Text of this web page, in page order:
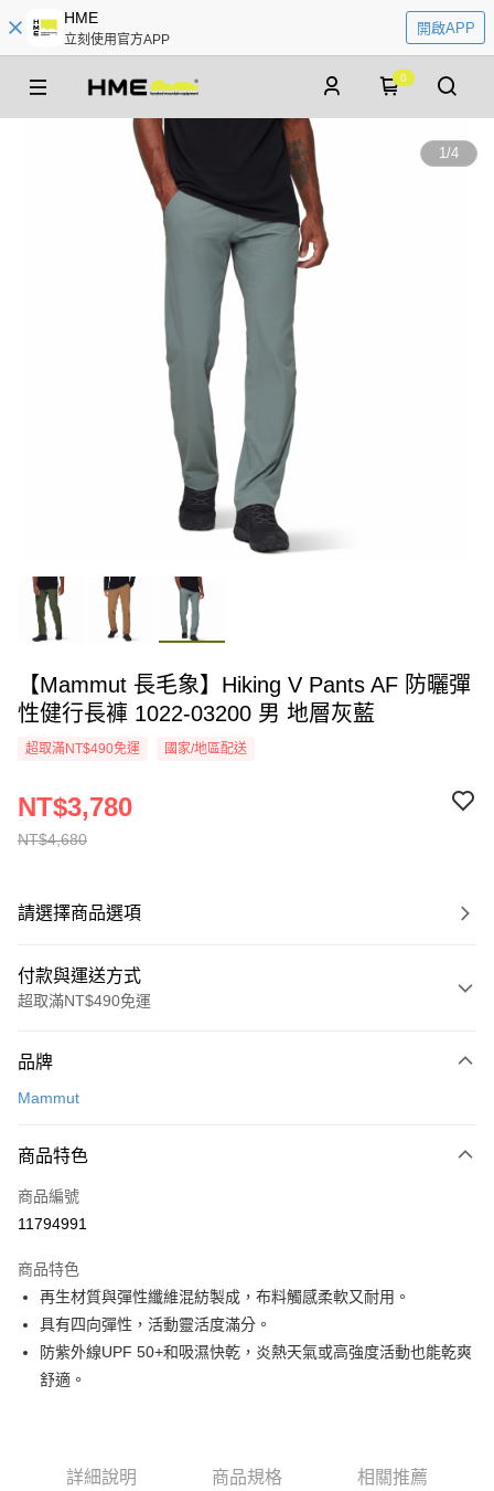
HME
立刻使用官方APP
開啟APP
0
1/4
【Mammut 長毛象】Hiking V Pants AF 防曬彈
性健行長褲 1022-03200 男 地層灰藍
超取滿NT$490免運 國家/地區配送
NT$4,680
NT$3,780
請選擇商品選項
付款與運送方式
超取滿NT$490免運
信用卡一次付款
3 期 0 利率 每期
合作金庫商業銀行
上海商業儲蓄銀行
臺灣中小企業銀行
匯豐（台灣）商業銀行
華泰商業銀行
聯邦商業銀行
元大商業銀行
永豐商業銀行
玉山商業銀行
超商取貨付款
LINE Pay
Apple Pay
ATM付款
運送方式
付款後全家取貨
品牌
Mammut
商品特色
商品編號
11794991
商品特色
再生材質與彈性纖維混紡製成，布料觸感柔軟又耐用。
具有四向彈性，活動靈活度滿分。
防紫外線UPF 50+和吸濕快乾，炎熱天氣或高強度活動也能乾爽
舒適。
詳細說明 商品規格 相關推薦